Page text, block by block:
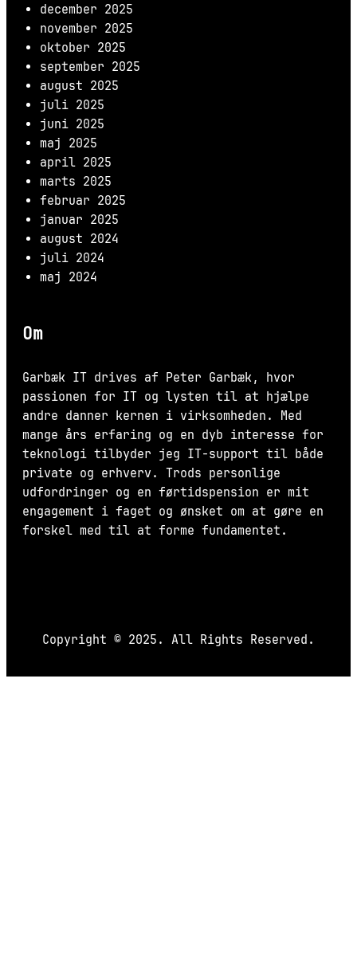
december 2025
november 2025
oktober 2025
september 2025
august 2025
juli 2025
juni 2025
maj 2025
april 2025
marts 2025
februar 2025
januar 2025
august 2024
juli 2024
maj 2024
Om
Garbæk IT drives af Peter Garbæk, hvor
passionen for IT og lysten til at hjælpe
andre danner kernen i virksomheden. Med
mange års erfaring og en dyb interesse for
teknologi tilbyder jeg IT-support til både
private og erhverv. Trods personlige
udfordringer og en førtidspension er mit
engagement i faget og ønsket om at gøre en
forskel med til at forme fundamentet.
Copyright © 2025. All Rights Reserved.